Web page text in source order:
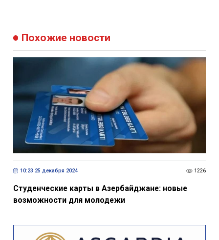
Похожие новости
10:23 25 декабря 2024 1226
Студенческие карты в Азербайджане: новые
возможности для молодежи